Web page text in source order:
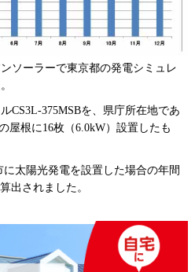
ソーラーで東京都の発電シミュレ
CS3L-375MSBを、県庁所在地であ
屋根に16枚（6.0kW）設置したも
太陽光発電を設置した場合の年間
出されました。